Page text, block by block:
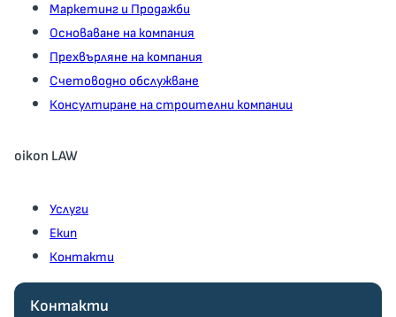
Маркетинг и Продажби
Основаване на компания
Прехвърляне на компания
Счетоводно обслужване
Консултиране на строителни компании
oikon LAW
Услуги
Екип
Контакти
Контакти